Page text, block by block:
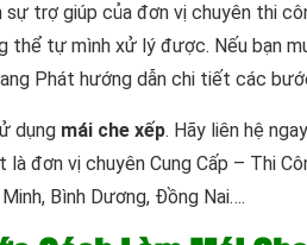
sự trợ giúp của đơn vị chuyên thi
thể tự mình xử lý được. Nếu bạn
Phát hướng dẫn chi tiết các
dụng mái che xếp. Hãy liên hệ
là đơn vị chuyên Cung Cấp – Thi
Bình Dương, Đồng Nai….